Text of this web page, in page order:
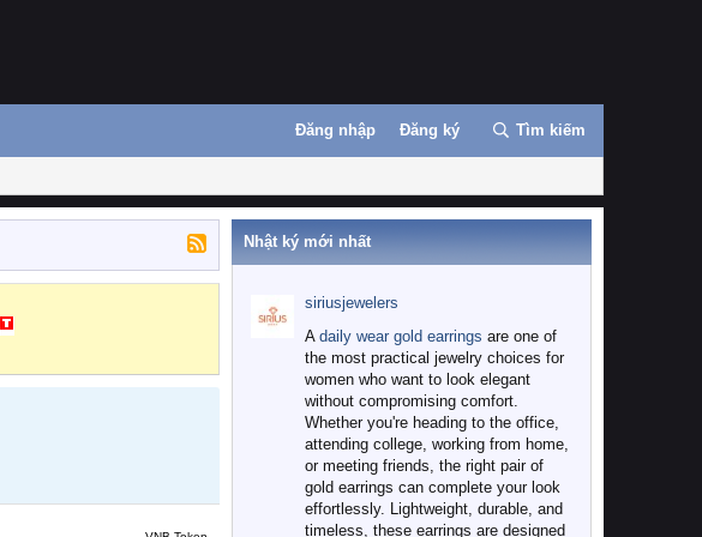
Đăng nhập Đăng ký Tìm kiếm
Nhật ký mới nhất
siriusjewelers
A daily wear gold earrings are one of
the most practical jewelry choices for
women who want to look elegant
without compromising comfort.
Whether you're heading to the office,
attending college, working from home,
or meeting friends, the right pair of
gold earrings can complete your look
effortlessly. Lightweight, durable, and
timeless, these earrings are designed